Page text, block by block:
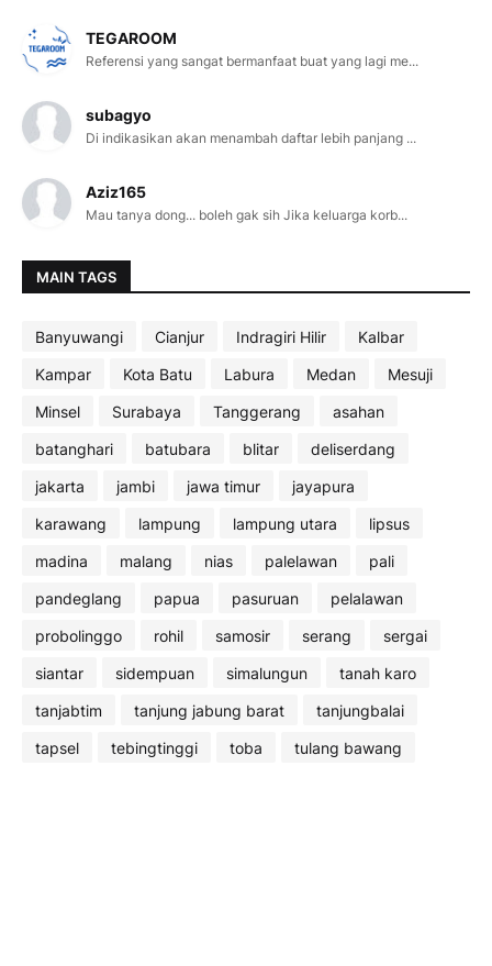
TEGAROOM
Referensi yang sangat bermanfaat buat yang lagi me...
subagyo
Di indikasikan akan menambah daftar lebih panjang ...
Aziz165
Mau tanya dong... boleh gak sih Jika keluarga korb...
MAIN TAGS
Banyuwangi Cianjur Indragiri Hilir
Kalbar
Kampar
Kota Batu Labura Medan
Mesuji
Minsel
Surabaya Tanggerang
asahan
batanghari
batubara blitar
deliserdang
jakarta
jambi jawa timur
jayapura
karawang
lampung lampung utara
lipsus
madina
malang nias palelawan
pali
pandeglang
papua pasuruan
pelalawan
probolinggo
rohil samosir serang
sergai
siantar
sidempuan simalungun
tanah karo
tanjabtim
tanjung jabung barat
tanjungbalai
tapsel
tebingtinggi toba tulang bawang